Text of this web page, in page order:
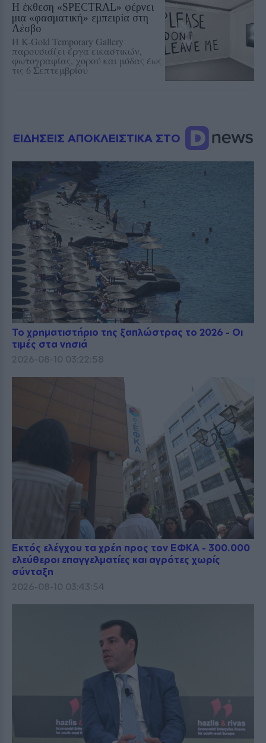
Η έκθεση «SPECTRAL» φέρνει
μια «φασματική» εμπειρία στη
Λέσβο
Η K-Gold Temporary Gallery
παρουσιάζει έργα εικαστικών,
φωτογραφίας, χορού και μόδας έως
τις 6 Σεπτεμβρίου
ΕΙΔΗΣΕΙΣ ΑΠΟΚΛΕΙΣΤΙΚΑ ΣΤΟ
Το χρηματιστήριο της ξαπλώστρας το 2026 - Οι
τιμές στα νησιά
2026-08-10 03:22:58
Εκτός ελέγχου τα χρέη προς τον ΕΦΚΑ - 300.000
ελεύθεροι επαγγελματίες και αγρότες χωρίς
σύνταξη
2026-08-10 03:43:54